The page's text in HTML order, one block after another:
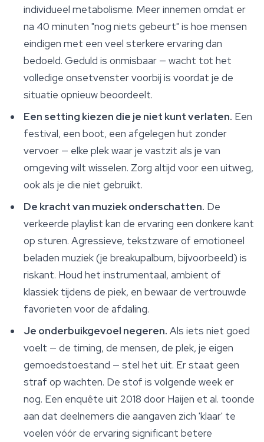
individueel metabolisme. Meer innemen omdat er
na 40 minuten "nog niets gebeurt" is hoe mensen
eindigen met een veel sterkere ervaring dan
bedoeld. Geduld is onmisbaar — wacht tot het
volledige onsetvenster voorbij is voordat je de
situatie opnieuw beoordeelt.
Een setting kiezen die je niet kunt verlaten. Een
festival, een boot, een afgelegen hut zonder
vervoer — elke plek waar je vastzit als je van
omgeving wilt wisselen. Zorg altijd voor een uitweg,
ook als je die niet gebruikt.
De kracht van muziek onderschatten. De
verkeerde playlist kan de ervaring een donkere kant
op sturen. Agressieve, tekstzware of emotioneel
beladen muziek (je breakupalbum, bijvoorbeeld) is
riskant. Houd het instrumentaal, ambient of
klassiek tijdens de piek, en bewaar de vertrouwde
favorieten voor de afdaling.
Je onderbuikgevoel negeren. Als iets niet goed
voelt — de timing, de mensen, de plek, je eigen
gemoedstoestand — stel het uit. Er staat geen
straf op wachten. De stof is volgende week er
nog. Een enquête uit 2018 door Haijen et al. toonde
aan dat deelnemers die aangaven zich 'klaar' te
voelen vóór de ervaring significant betere